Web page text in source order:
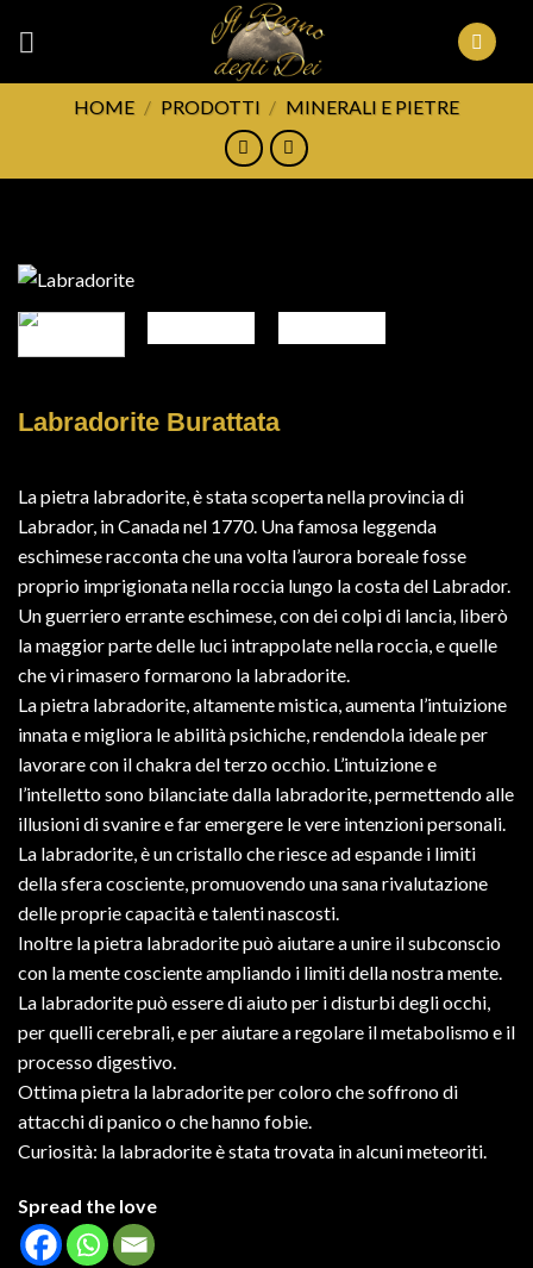
HOME / PRODOTTI / MINERALI E PIETRE
Labradorite Burattata
La pietra labradorite, è stata scoperta nella provincia di
Labrador, in Canada nel 1770. Una famosa leggenda
eschimese racconta che una volta l’aurora boreale fosse
proprio imprigionata nella roccia lungo la costa del Labrador.
Un guerriero errante eschimese, con dei colpi di lancia, liberò
la maggior parte delle luci intrappolate nella roccia, e quelle
che vi rimasero formarono la labradorite.
La pietra labradorite, altamente mistica, aumenta l’intuizione
innata e migliora le abilità psichiche, rendendola ideale per
lavorare con il chakra del terzo occhio. L’intuizione e
l’intelletto sono bilanciate dalla labradorite, permettendo alle
illusioni di svanire e far emergere le vere intenzioni personali.
La labradorite, è un cristallo che riesce ad espande i limiti
della sfera cosciente, promuovendo una sana rivalutazione
delle proprie capacità e talenti nascosti.
Inoltre la pietra labradorite può aiutare a unire il subconscio
con la mente cosciente ampliando i limiti della nostra mente.
La labradorite può essere di aiuto per i disturbi degli occhi,
per quelli cerebrali, e per aiutare a regolare il metabolismo e il
processo digestivo.
Ottima pietra la labradorite per coloro che soffrono di
attacchi di panico o che hanno fobie.
Curiosità: la labradorite è stata trovata in alcuni meteoriti.
Spread the love